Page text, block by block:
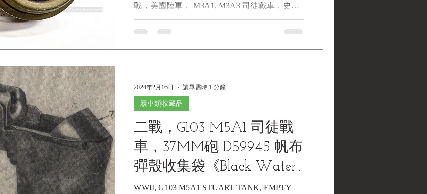
戰，美國陸軍， M3A1, M3A3 司徒戰車，史都
華-華納 轉速表 《Black Water Museum
Collections | 黑水博物館館藏》 WW2, U.S.
M3A1, M3A3 司徒戰車，史都華-華納 轉速表
館藏》 二戰美國陸軍 M3A1/M3A3 司徒輕型戰
車 史都華-華納 轉速表 1. 基本資料 文物名稱：
華-華納 轉速表 英文名稱： WWII US Army
M3A1/M3A3 Stuart Light Tank Stewart-Warner
Tachomete
二戰，G103 M5A1 司徒戰
車，37MM砲 D59945 帆布
彈殼收集袋《Black Water
Museum Collections | 黑水
WWII, G103 M5A1 STUART TANK, EMPTY
履車類收藏品
2024年2月16日 讀畢需時 1 分鐘